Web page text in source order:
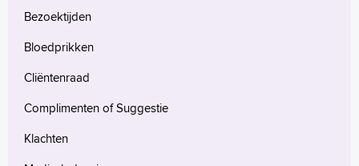
Bezoektijden
Bloedprikken
Cliëntenraad
Complimenten of Suggestie
Klachten